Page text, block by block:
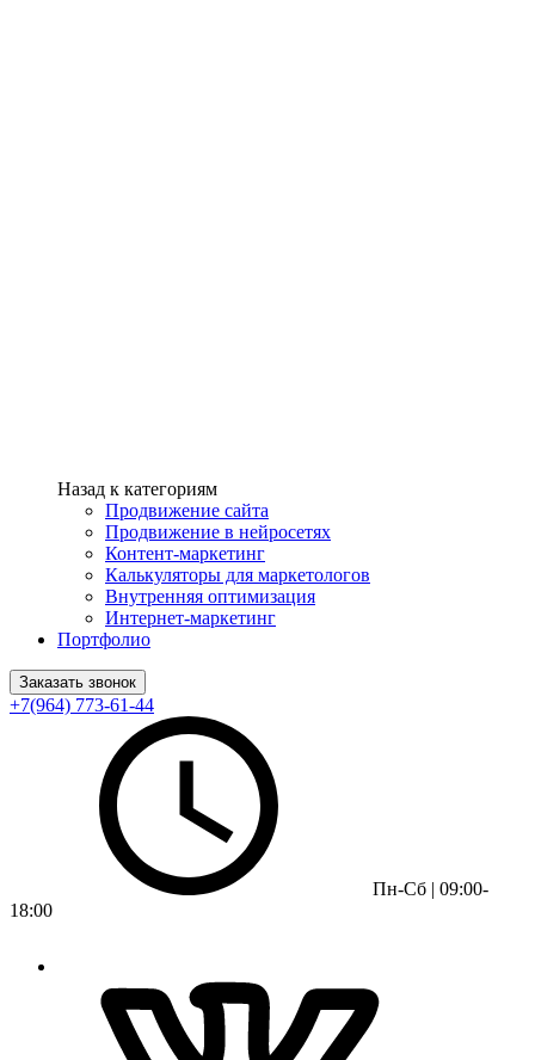
Назад к категориям
Продвижение сайта
Продвижение в нейросетях
Контент-маркетинг
Калькуляторы для маркетологов
Внутренняя оптимизация
Интернет-маркетинг
Портфолио
Заказать звонок
+7(964) 773-61-44
Пн-Сб | 09:00-
18:00